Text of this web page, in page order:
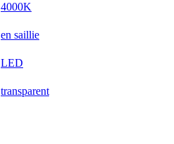
4000K
en saillie
LED
transparent